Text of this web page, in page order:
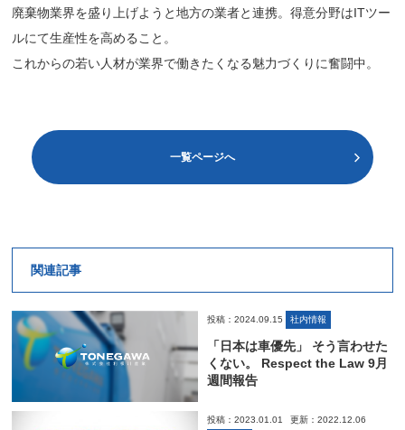
廃棄物業界を盛り上げようと地方の業者と連携。得意分野はITツー
ルにて生産性を高めること。
これからの若い人材が業界で働きたくなる魅力づくりに奮闘中。
一覧ページへ
関連記事
投稿：2024.09.15 社内情報
「日本は車優先」 そう言わせた
くない。 Respect the Law 9月
週間報告
投稿：2023.01.01 更新：2022.12.06